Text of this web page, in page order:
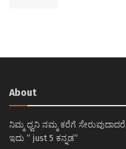
About
ನಿಮ್ಮ ಧ್ವನಿ ನಮ್ಮ ಕರೆಗೆ
ಇದು ” just 5 ಕನ್ನಡ”